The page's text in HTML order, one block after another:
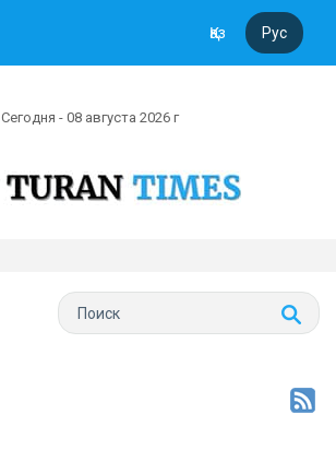
Қаз Рус
Сегодня - 08 августа 2026 г